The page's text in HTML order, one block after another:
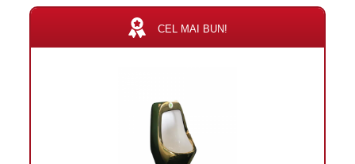
CEL MAI BUN!